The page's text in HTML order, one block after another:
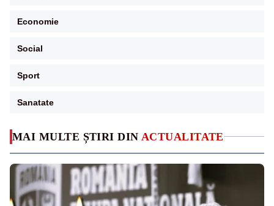
MAI MULTE ȘTIRI DIN ACTUALITATE
Economie
Social
Sport
Sanatate